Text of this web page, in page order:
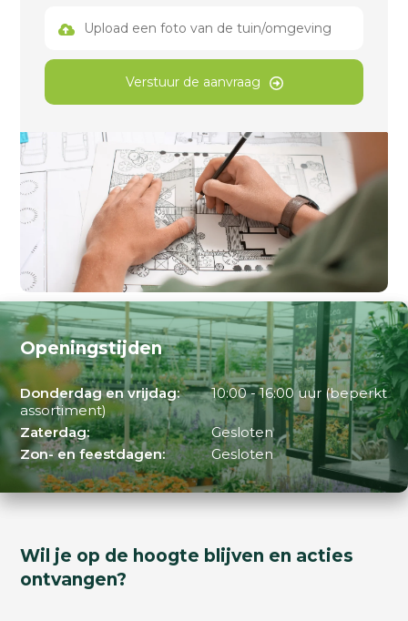
Upload een foto van de tuin/omgeving
Verstuur de aanvraag
Openingstijden
Donderdag en vrijdag:
10:00 - 16:00 uur (beperkt
assortiment)
Zaterdag:
Gesloten
Zon- en feestdagen:
Gesloten
Wil je op de hoogte blijven en acties
ontvangen?